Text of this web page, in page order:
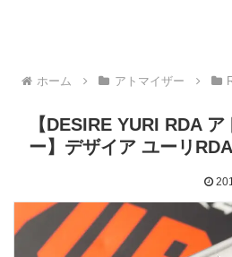
ホーム アトマイザー
【DESIRE YURI RDA
ー】デザイア ユーリRDA